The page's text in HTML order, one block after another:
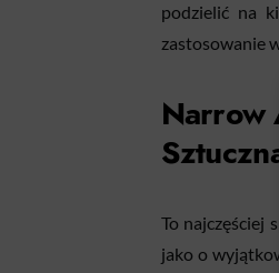
podzielić na
zastosowanie
Narrow
To najczęściej
jako o